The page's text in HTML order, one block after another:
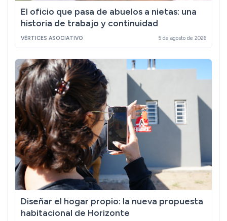
El oficio que pasa de abuelos a nietas: una
historia de trabajo y continuidad
VÉRTICES ASOCIATIVO 5 de agosto de 2026
Diseñar el hogar propio: la nueva propuesta
habitacional de Horizonte